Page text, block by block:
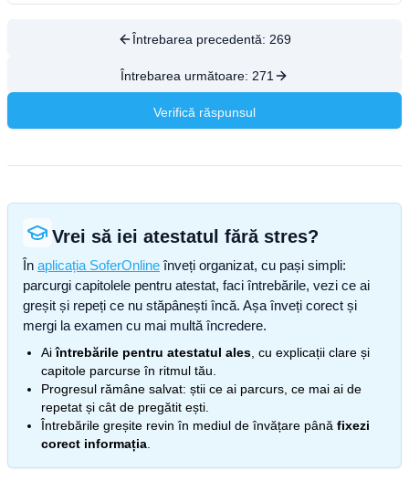
Întrebarea precedentă: 269
Întrebarea următoare: 271
Verifică răspunsul
Vrei să iei atestatul fără stres?
În aplicația SoferOnline înveți organizat, cu pași simpli:
parcurgi capitolele pentru atestat, faci întrebările, vezi ce ai
greșit și repeți ce nu stăpânești încă. Așa înveți corect și
mergi la examen cu mai multă încredere.
Aiîntrebările pentru atestatul ales , cu explicații clare și
capitole parcurse în ritmul tău.
Progresul rămâne salvat: știi ce ai parcurs, ce mai ai de
repetat și cât de pregătit ești.
Întrebările greșite revin în mediul de învățare până fixezi
corect informația